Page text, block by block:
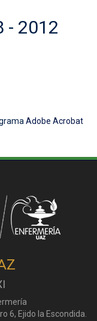
- 2012
Adobe Acrobat
6, Ejido la Escondida.